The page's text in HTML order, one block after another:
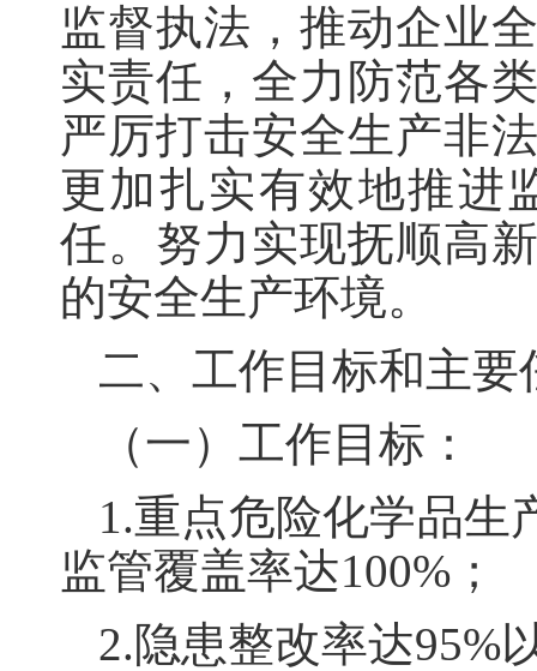
监督执法，推动企业
实责任，全力防范各
严厉打击安全生产非
更加扎实有效地推进
任。努力实现抚顺高
的安全生产环境。
二、工作目标和主要
（一）工作目标：
1.重点危险化学品生
监管覆盖率达100%；
2.隐患整改率达95%